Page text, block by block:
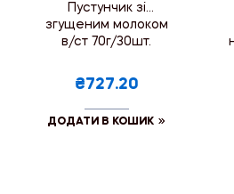
Пустунчик зі
згущеним молоком
в/ст 70г/30шт.
₴727.20
ДОДАТИ В КОШИК